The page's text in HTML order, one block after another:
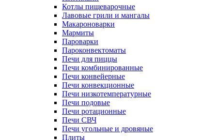
Котлы пищеварочные
Лавовые грили и мангалы
Макароноварки
Мармиты
Пароварки
Пароконвектоматы
Печи для пиццы
Печи комбинированные
Печи конвейерные
Печи конвекционные
Печи низкотемпературные
Печи подовые
Печи ротационные
Печи СВЧ
Печи угольные и дровяные
Плиты